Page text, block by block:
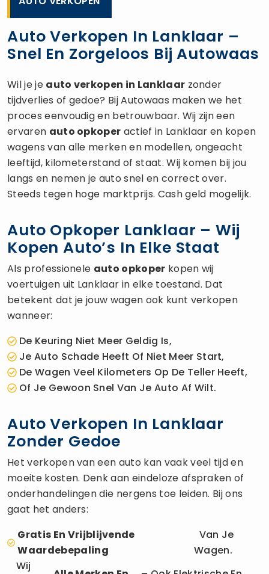
Auto Verkopen In Lanklaar –
Snel En Zorgeloos Bij Autowaas
Wil je je auto verkopen in Lanklaar zonder
tijdverlies of gedoe? Bij Autowaas maken we het
proces eenvoudig en betrouwbaar. Wij zijn een
ervaren auto opkoper actief in Lanklaar en kopen
wagens van alle merken en modellen, ongeacht
leeftijd, kilometerstand of staat. Wij komen bij jou
langs en nemen je auto snel en correct over.
Steeds tegen hoge marktprijs. Cash geld mogelijk.
Auto Opkoper Lanklaar – Wij
Kopen Auto’s In Elke Staat
Als professionele auto opkoper kopen wij
voertuigen uit Lanklaar in elke toestand. Dat
betekent dat je jouw wagen ook kunt verkopen
wanneer:
De Keuring Niet Meer Geldig Is,
Je Auto Schade Heeft Of Niet Meer Start,
De Wagen Veel Kilometers Op De Teller Heeft,
Of Je Gewoon Snel Van Je Auto Af Wilt.
Auto Verkopen In Lanklaar
Zonder Gedoe
Het verkopen van een auto kan vaak veel tijd en
moeite kosten. Denk aan eindeloze afspraken of
onderhandelingen die nergens toe leiden. Bij ons
gaat het anders:
Gratis En Vrijblijvende
Waardebepaling
Van Je
Wagen.
Wij